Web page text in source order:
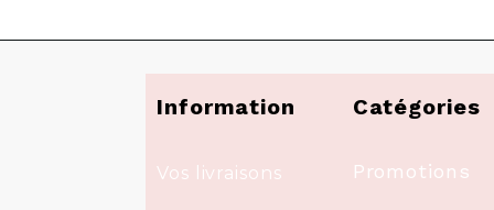
Information
Vos livraisons
Catégories
Promotions